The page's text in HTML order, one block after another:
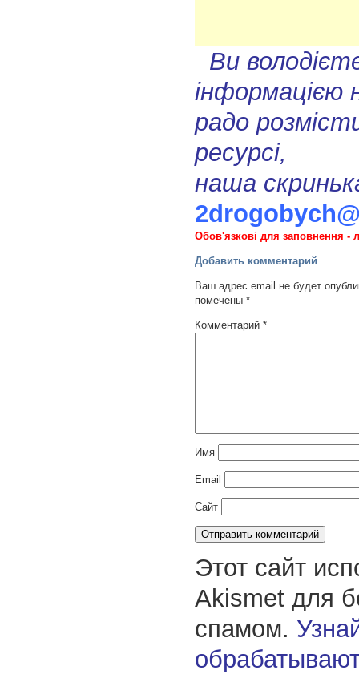
Ви
інформацією
радо
ресурсі,
наша
Обов'язкові для заповнення -
Добавить комментарий
Ваш адрес email не будет
помечены *
Комментарий *
Имя
Email
Сайт
Этот сайт
Akismet для
спамом.